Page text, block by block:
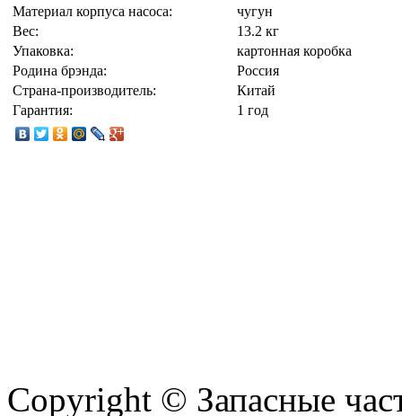
Материал корпуса насоса:
чугун
Вес:
13.2 кг
Упаковка:
картонная коробка
Родина брэнда:
Россия
Страна-производитель:
Китай
Гарантия:
1 год
Copyright © Запасные